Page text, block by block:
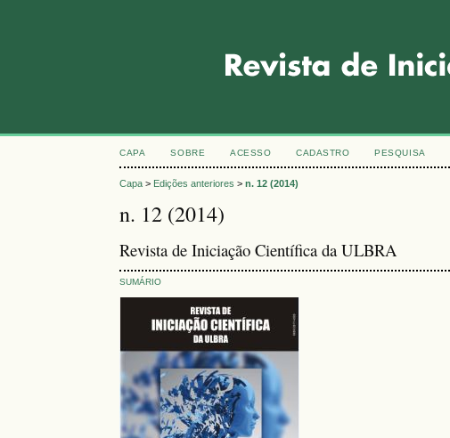
CAPA SOBRE ACESSO CADASTRO PESQUISA
Capa > Edições anteriores >n. 12 (2014)
n. 12 (2014)
Revista de Iniciação Científica da ULBRA
SUMÁRIO